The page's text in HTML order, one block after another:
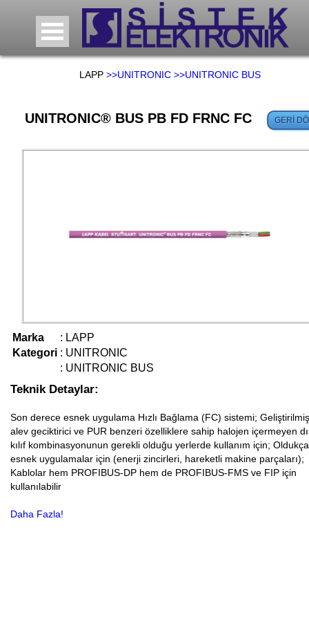
LAPP >>UNITRONIC >>UNITRONIC BUS
UNITRONIC® BUS PB FD FRNC FC
Marka : LAPP
Kategori : UNITRONIC
: UNITRONIC BUS
Teknik Detaylar:
Son derece esnek uygulama Hızlı Bağlama (FC) sistemi; Geliştirilmiş
alev geciktirici ve PUR benzeri özelliklere sahip halojen içermeyen
kılıf kombinasyonunun gerekli olduğu yerlerde kullanım için; Oldukça
esnek uygulamalar için (enerji zincirleri, hareketli makine parçaları);
Kablolar hem PROFIBUS-DP hem de PROFIBUS-FMS ve FIP için
kullanılabilir
Daha Fazla!